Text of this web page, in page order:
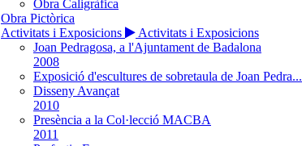
Obra Caligràfica
Obra Pictòrica
Activitats i Exposicions
Activitats i Exposicions
Joan Pedragosa, a l'Ajuntament de Badalona
2008
Exposició d'escultures de sobretaula de Joan Pedra...
Disseny Avançat
2010
Presència a la Col·lecció MACBA
2011